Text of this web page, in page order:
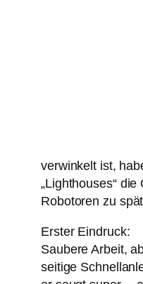
verwinkelt ist,
„Lighthouses“
Robotoren zu
Erster Eindruck:
Saubere Arbeit,
seitige